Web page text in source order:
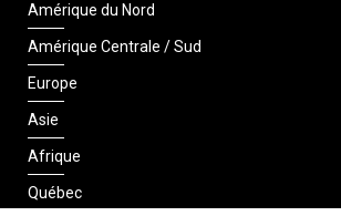
Amérique du Nord
Amérique Centrale / Sud
Europe
Asie
Afrique
Québec